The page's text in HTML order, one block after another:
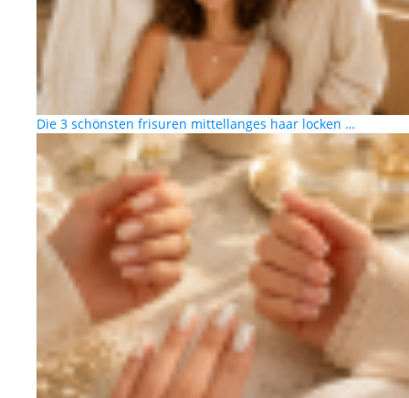
Die 3 schönsten frisuren mittellanges haar locken …